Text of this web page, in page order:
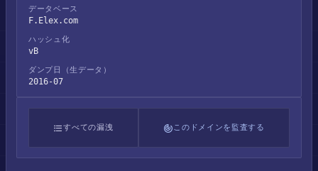
データベース
F.Elex.com
ハッシュ化
vB
ダンプ日（生データ）
2016-07
すべての漏洩 このドメインを監査する